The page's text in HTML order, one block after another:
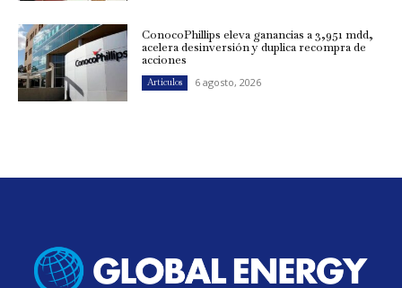
ConocoPhillips eleva ganancias a 3,951 mdd,
acelera desinversión y duplica recompra de
acciones
Artículos 6 agosto, 2026